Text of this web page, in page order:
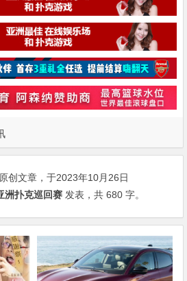
创文章，于2023年10月26日
洲扑克巡回赛 发表，共 680 字。